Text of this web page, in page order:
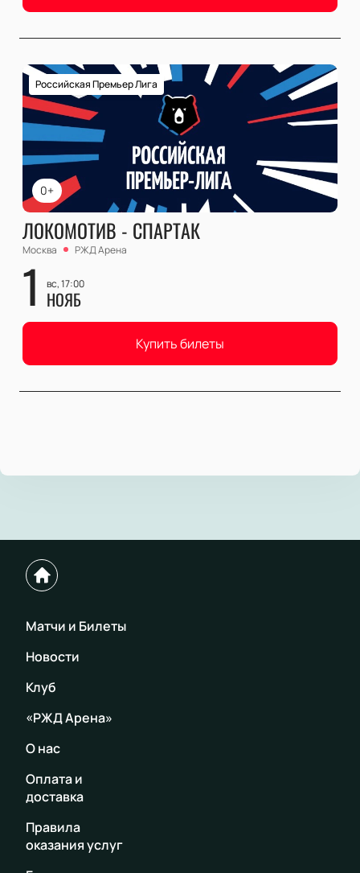
0+
Российская Премьер Лига
ЛОКОМОТИВ - СПАРТАК
Москва РЖД Арена
1 вс, 17:00
НОЯБ
Купить билеты
Матчи и Билеты
Новости
Клуб
«РЖД Арена»
О нас
Оплата и
доставка
Правила
оказания услуг